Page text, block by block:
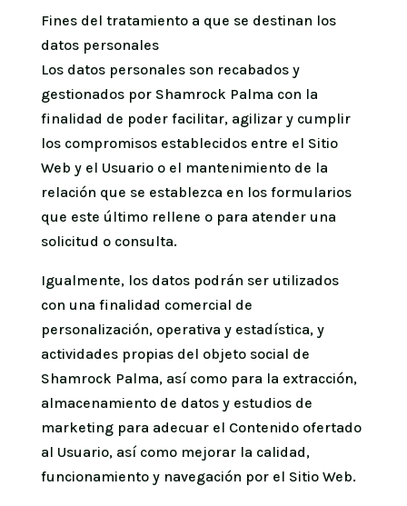
Fines del tratamiento a que se destinan los
datos personales
Los datos personales son recabados y
gestionados por Shamrock Palma con la
finalidad de poder facilitar, agilizar y cumplir
los compromisos establecidos entre el Sitio
Web y el Usuario o el mantenimiento de la
relación que se establezca en los formularios
que este último rellene o para atender una
solicitud o consulta.
Igualmente, los datos podrán ser utilizados
con una finalidad comercial de
personalización, operativa y estadística, y
actividades propias del objeto social de
Shamrock Palma, así como para la extracción,
almacenamiento de datos y estudios de
marketing para adecuar el Contenido ofertado
al Usuario, así como mejorar la calidad,
funcionamiento y navegación por el Sitio Web.